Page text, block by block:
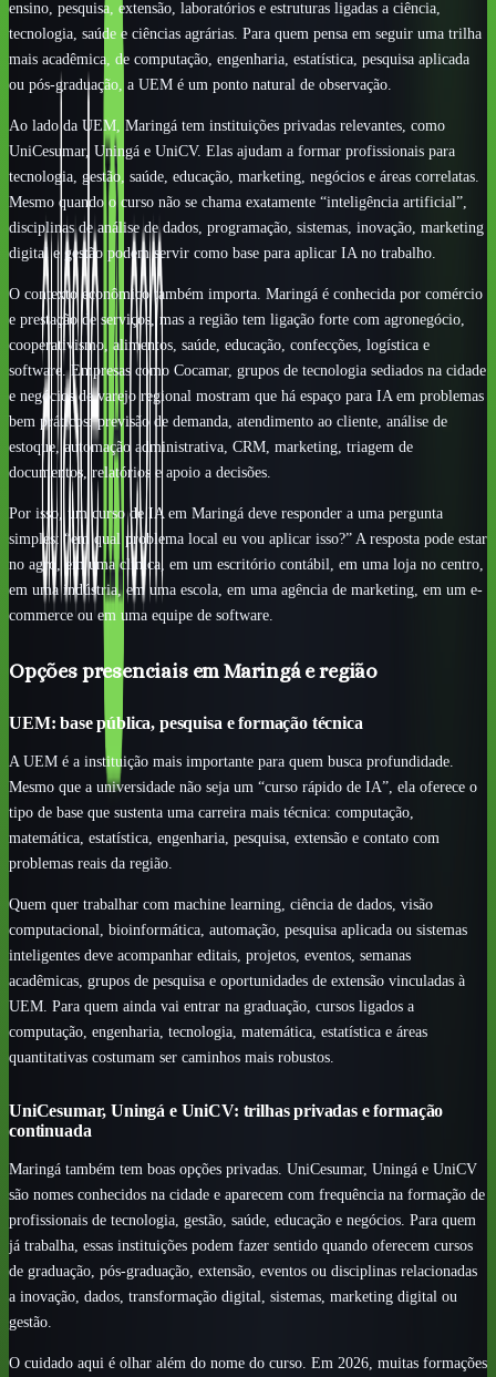
ensino, pesquisa, extensão, laboratórios e estruturas ligadas a ciência,
tecnologia, saúde e ciências agrárias. Para quem pensa em seguir uma trilha
mais acadêmica, de computação, engenharia, estatística, pesquisa aplicada
ou pós-graduação, a UEM é um ponto natural de observação.
Ao lado da UEM, Maringá tem instituições privadas relevantes, como
UniCesumar, Uningá e UniCV. Elas ajudam a formar profissionais para
tecnologia, gestão, saúde, educação, marketing, negócios e áreas correlatas.
Mesmo quando o curso não se chama exatamente “inteligência artificial”,
disciplinas de análise de dados, programação, sistemas, inovação, marketing
digital e gestão podem servir como base para aplicar IA no trabalho.
O contexto econômico também importa. Maringá é conhecida por comércio
e prestação de serviços, mas a região tem ligação forte com agronegócio,
cooperativismo, alimentos, saúde, educação, confecções, logística e
software. Empresas como Cocamar, grupos de tecnologia sediados na cidade
e negócios de varejo regional mostram que há espaço para IA em problemas
bem práticos: previsão de demanda, atendimento ao cliente, análise de
estoque, automação administrativa, CRM, marketing, triagem de
documentos, relatórios e apoio a decisões.
Por isso, um curso de IA em Maringá deve responder a uma pergunta
simples: “em qual problema local eu vou aplicar isso?” A resposta pode estar
no agro, em uma clínica, em um escritório contábil, em uma loja no centro,
em uma indústria, em uma escola, em uma agência de marketing, em um e-
commerce ou em uma equipe de software.
Opções presenciais em Maringá e região
UEM: base pública, pesquisa e formação técnica
A UEM é a instituição mais importante para quem busca profundidade.
Mesmo que a universidade não seja um “curso rápido de IA”, ela oferece o
tipo de base que sustenta uma carreira mais técnica: computação,
matemática, estatística, engenharia, pesquisa, extensão e contato com
problemas reais da região.
Quem quer trabalhar com machine learning, ciência de dados, visão
computacional, bioinformática, automação, pesquisa aplicada ou sistemas
inteligentes deve acompanhar editais, projetos, eventos, semanas
acadêmicas, grupos de pesquisa e oportunidades de extensão vinculadas à
UEM. Para quem ainda vai entrar na graduação, cursos ligados a
computação, engenharia, tecnologia, matemática, estatística e áreas
quantitativas costumam ser caminhos mais robustos.
UniCesumar, Uningá e UniCV: trilhas privadas e formação
continuada
Maringá também tem boas opções privadas. UniCesumar, Uningá e UniCV
são nomes conhecidos na cidade e aparecem com frequência na formação de
profissionais de tecnologia, gestão, saúde, educação e negócios. Para quem
já trabalha, essas instituições podem fazer sentido quando oferecem cursos
de graduação, pós-graduação, extensão, eventos ou disciplinas relacionadas
a inovação, dados, transformação digital, sistemas, marketing digital ou
gestão.
O cuidado aqui é olhar além do nome do curso. Em 2026, muitas formações